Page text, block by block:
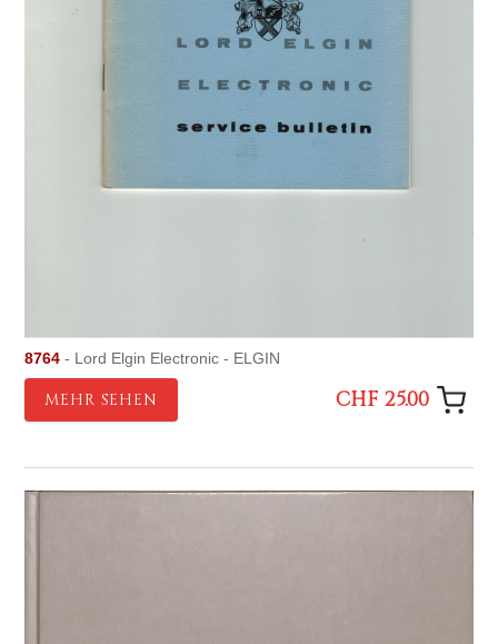
8764 - Lord Elgin Electronic - ELGIN
MEHR SEHEN CHF 25.00